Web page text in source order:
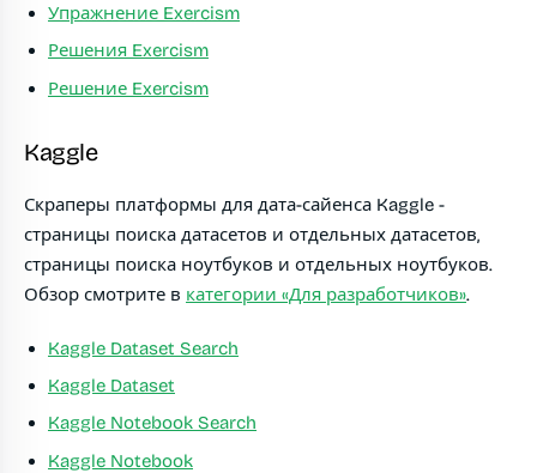
Упражнение Exercism
Решения Exercism
Решение Exercism
Kaggle
Скраперы платформы для дата-сайенса Kaggle -
страницы поиска датасетов и отдельных датасетов,
страницы поиска ноутбуков и отдельных ноутбуков.
Обзор смотрите в категории «Для разработчиков».
Kaggle Dataset Search
Kaggle Dataset
Kaggle Notebook Search
Kaggle Notebook